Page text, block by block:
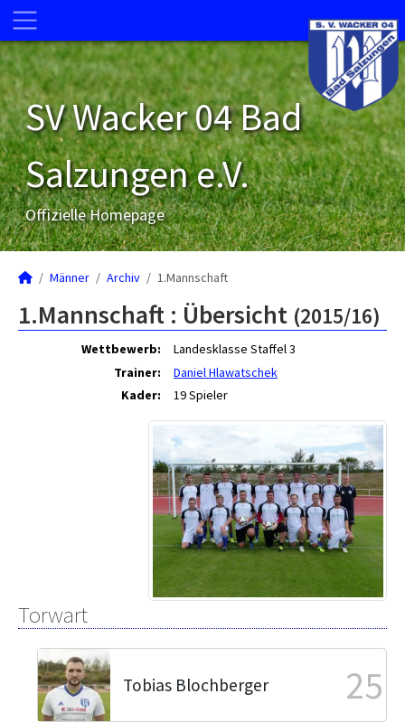
SV Wacker 04 Bad
Salzungen e.V.
Offizielle Homepage
Männer Archiv 1.Mannschaft
1.Mannschaft : Übersicht (2015/16)
Wettbewerb:
Landesklasse Staffel 3
Trainer:
Daniel Hlawatschek
Kader:
19 Spieler
Torwart
Tobias Blochberger 25